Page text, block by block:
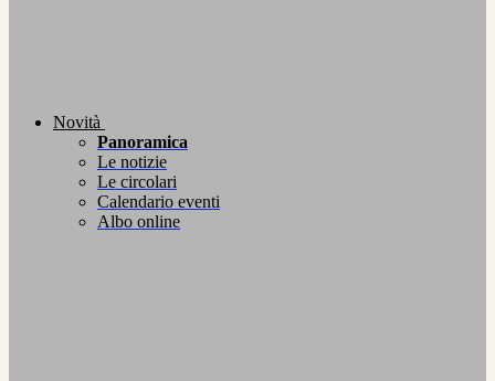
Novità
Panoramica
Le notizie
Le circolari
Calendario eventi
Albo online